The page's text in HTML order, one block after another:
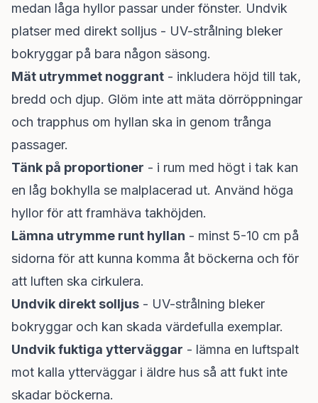
medan låga hyllor passar under fönster. Undvik
platser med direkt solljus - UV-strålning bleker
bokryggar på bara någon säsong.
Mät utrymmet noggrant - inkludera höjd till tak,
bredd och djup. Glöm inte att mäta dörröppningar
och trapphus om hyllan ska in genom trånga
passager.
Tänk på proportioner - i rum med högt i tak kan
en låg bokhylla se malplacerad ut. Använd höga
hyllor för att framhäva takhöjden.
Lämna utrymme runt hyllan - minst 5-10 cm på
sidorna för att kunna komma åt böckerna och för
att luften ska cirkulera.
Undvik direkt solljus - UV-strålning bleker
bokryggar och kan skada värdefulla exemplar.
Undvik fuktiga ytterväggar - lämna en luftspalt
mot kalla ytterväggar i äldre hus så att fukt inte
skadar böckerna.